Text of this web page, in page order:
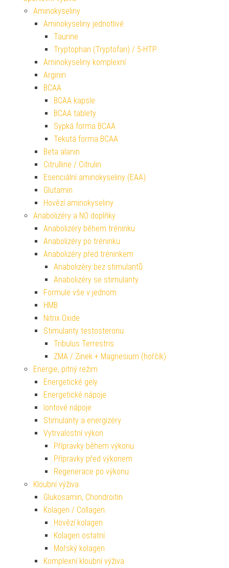
Aminokyseliny
Aminokyseliny jednotlivé
Taurine
Tryptophan (Tryptofan) / 5-HTP
Aminokyseliny komplexní
Arginin
BCAA
BCAA kapsle
BCAA tablety
Sypká forma BCAA
Tekutá forma BCAA
Beta alanin
Citrulline / Citrulin
Esenciální aminokyseliny (EAA)
Glutamin
Hovězí aminokyseliny
Anabolizéry a NO doplňky
Anabolizéry během tréninku
Anabolizéry po tréninku
Anabolizéry před tréninkem
Anabolizéry bez stimulantů
Anabolizéry se stimulanty
Formule vše v jednom
HMB
Nitrix Oxide
Stimulanty testosteronu
Tribulus Terrestris
ZMA / Zinek + Magnesium (hořčík)
Energie, pitný režim
Energetické gely
Energetické nápoje
Iontové nápoje
Stimulanty a energizéry
Vytrvalostní výkon
Přípravky během výkonu
Přípravky před výkonem
Regenerace po výkonu
Kloubní výživa
Glukosamin, Chondroitin
Kolagen / Collagen
Hovězí kolagen
Kolagen ostatní
Mořský kolagen
Komplexní kloubní výživa